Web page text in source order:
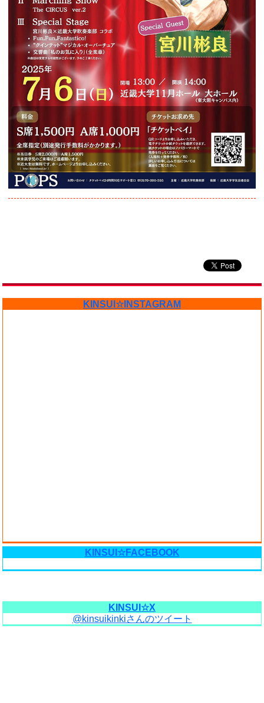
KINSUI☆INSTAGRAM
KINSUI☆FACEBOOK
KINSUI☆X
@kinsuikinkiさんのツイート